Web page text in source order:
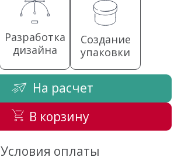
Разработка
дизайна
Создание
упаковки
На расчет
В корзину
Условия оплаты